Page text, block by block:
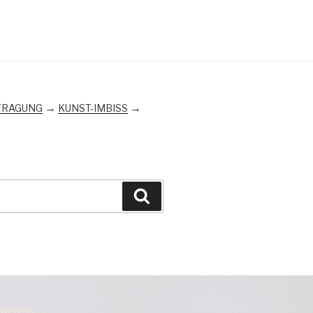
→ KUNST-IMBISS →